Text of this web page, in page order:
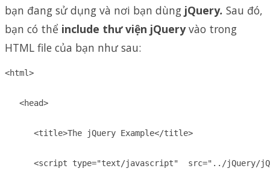
bạn đang sử dụng và nơi bạn dùng jQuery. Sau đó,
bạn có thể include thư viện jQueryvào trong
HTML file của bạn như sau:
<html>
<head>
<title>The jQuery Example</title>
<script type="text/javascript"  src="../jQuery/